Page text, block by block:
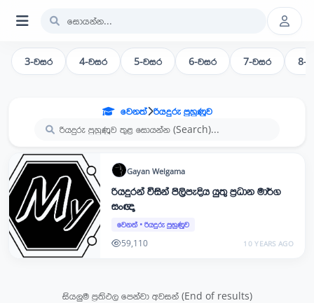
3-වසර 4-වසර 5-වසර 6-වසර 7-වසර 8-
වෙනත් රියදුරු පුහුණුව
Gayan Welgama
රියදුරන් විසින් පිලිපැදිය යුතු ප්‍රධාන මාර්ග
සංඥා
වෙනත්• රියදුරු පුහුණුව
59,110 10 YEARS AGO
සියලුම ප්‍රතිඵල පෙන්වා අවසන් (End of results)